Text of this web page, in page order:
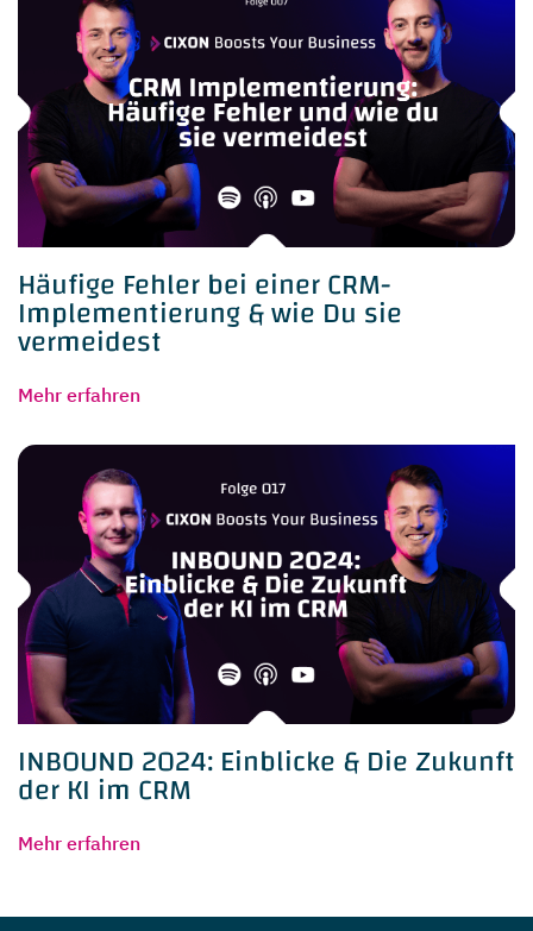
Häufige Fehler bei einer CRM-
Implementierung & wie Du sie
vermeidest
Mehr erfahren
INBOUND 2024: Einblicke & Die Zukunft
der KI im CRM
Mehr erfahren